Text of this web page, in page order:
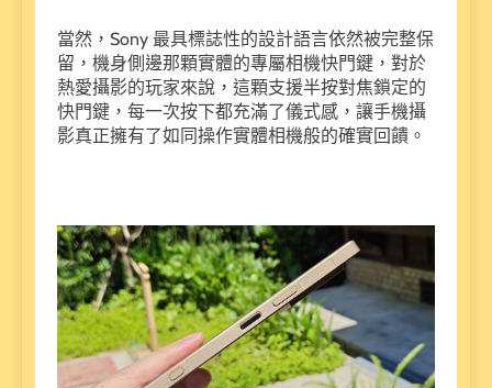
當然，Sony 最具標誌性的設計語言依然被完整保
留，機身側邊那顆實體的專屬相機快門鍵，對於
熱愛攝影的玩家來說，這顆支援半按對焦鎖定的
快門鍵，每一次按下都充滿了儀式感，讓手機攝
影真正擁有了如同操作實體相機般的確實回饋。